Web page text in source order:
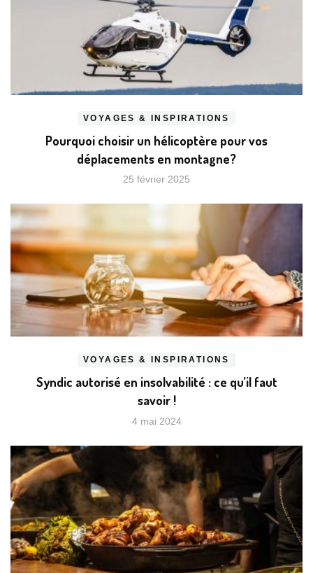
VOYAGES & INSPIRATIONS
Pourquoi choisir un hélicoptère pour vos
déplacements en montagne?
25 février 2025
VOYAGES & INSPIRATIONS
Syndic autorisé en insolvabilité : ce qu’il faut
savoir !
4 mai 2024